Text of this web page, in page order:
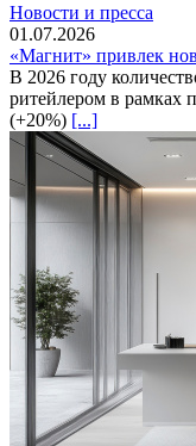
Новости и пресса
01.07.2026
«Магнит» привлек
В 2026 году
ритейлером в рамках
(+20%) [...]